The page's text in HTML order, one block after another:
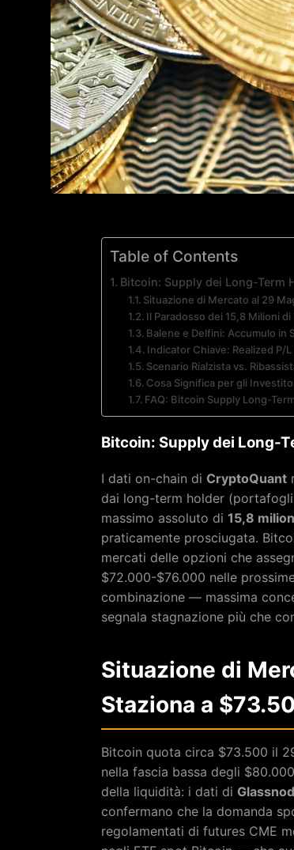
Table of Contents
Bitcoin: Supply dei Long-Term
Situazione di Mercato al 29
Il Paradosso dei 15,8 Milioni
Balene e Delfini: Accumulo in
Indicator Chiave: Realized P/
Scenario Rialzista vs.
Cosa Significa per gli
FAQ: Bitcoin Supply Long-
Bitcoin: Supply dei Long-
I dati on-chain di CryptoQuant
dai long-term holder
massimo assoluto di 15,8
praticamente prosciugata.
mercati delle opzioni che
$72.000-$76.000 nelle
combinazione — massima
segnala stagnazione più che
Situazione di
Staziona a
Bitcoin quota circa $73.500 il
nella fascia bassa degli
della liquidità: i dati di
confermano che la domanda
regolamentati di futures CME